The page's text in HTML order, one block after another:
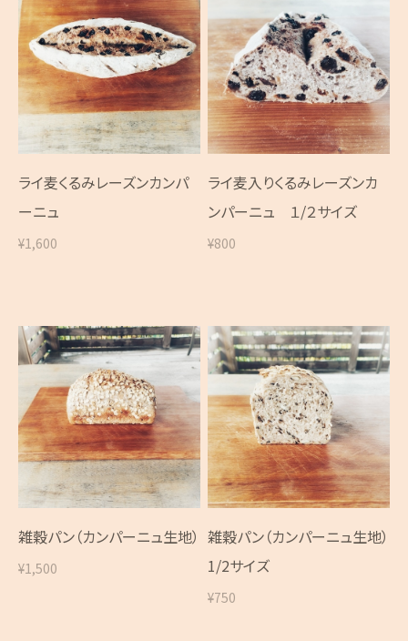
ライ麦くるみレーズンカンパ
ーニュ
¥1,600
ライ麦入りくるみレーズンカ
ンパーニュ １/２サイズ
¥800
雑穀パン（カンパーニュ生地）
¥1,500
雑穀パン（カンパーニュ生地）
1/2サイズ
¥750